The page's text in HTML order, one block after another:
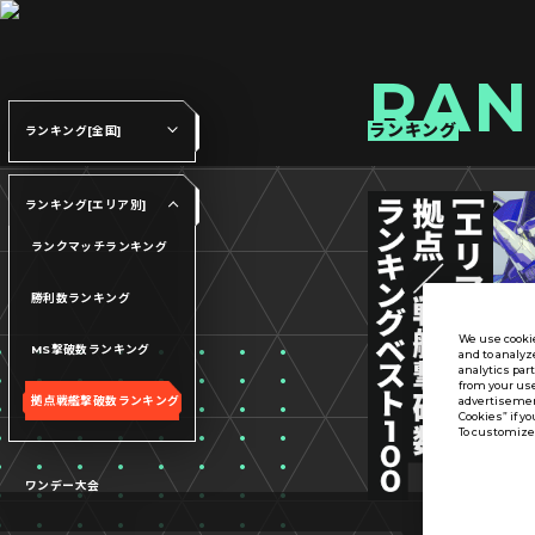
ランキング
ランキング[全国]
ランキング[エリア別]
ランクマッチランキング
勝利数ランキング
MS撃破数ランキング
拠点戦艦撃破数ランキング
ワンデー大会
We use
and to
analytics
from your
Cookies” if
To